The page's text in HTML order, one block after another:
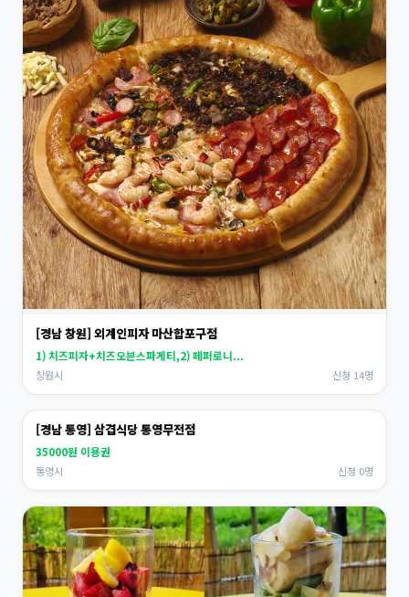
[경남 창원] 외계인피자 마산합포구점
1) 치즈피자+치즈오븐스파게티,2) 페퍼로니...
창원시 신청 14명
[경남 통영] 삼겹식당 통영무전점
35000원 이용권
통영시 신청 0명